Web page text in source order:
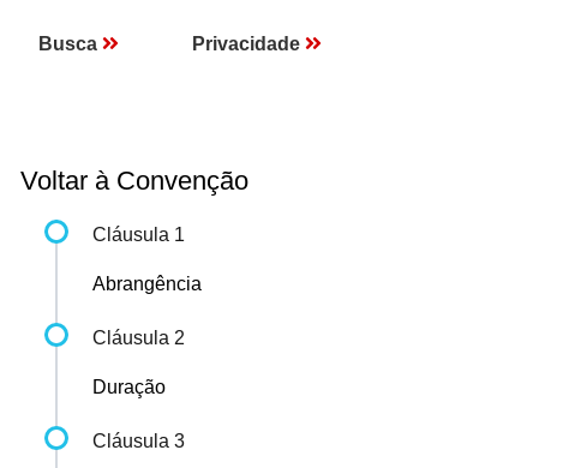
Busca Privacidade
Voltar à Convenção
Cláusula 1
Abrangência
Cláusula 2
Duração
Cláusula 3